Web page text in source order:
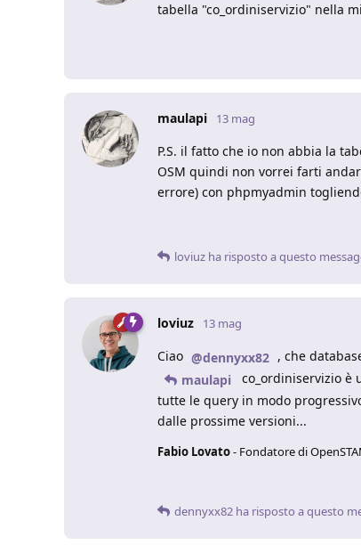
tabella "co_ordiniservizio" nella
maulapi 13 mag
P.S. il fatto che io non abbia la
OSM quindi non vorrei farti
errore) con phpmyadmin
loviuz ha risposto a questo
loviuz 13 mag
Ciao @dennyxx82 , che
maulapi
co_ordiniservizio è
tutte le query in modo
dalle prossime versioni...
Fabio Lovato- Fondatore di
dennyxx82 ha risposto a questo